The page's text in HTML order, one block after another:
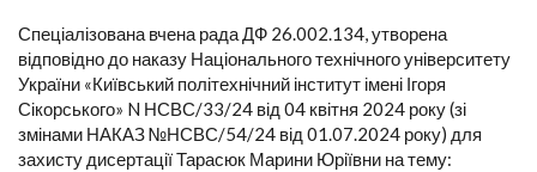
Спеціалізована вчена рада ДФ 26.002.134, утворена
відповідно до наказу Національного технічного університету
України «Київський політехнічний інститут імені Ігоря
Сікорського» N НСВС/33/24 від 04 квітня 2024 року (зі
змінами НАКАЗ №НСВС/54/24 від 01.07.2024 року) для
захисту дисертації Тарасюк Марини Юріївни на тему: